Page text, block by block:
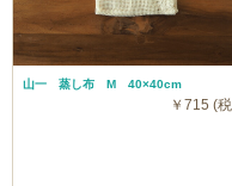
山一 蒸し布 M 40×40cm
￥715 (